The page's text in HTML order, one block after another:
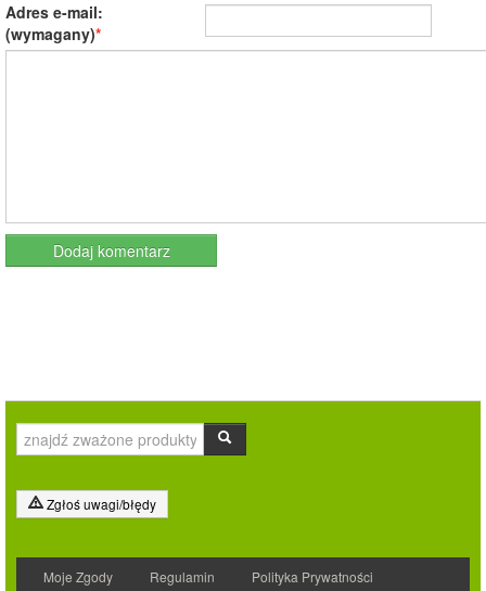
Adres e-mail:
(wymagany)
Zgłoś uwagi/błędy
Moje Zgody Regulamin Polityka Prywatności